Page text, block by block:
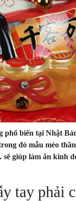
phổ biến tại Nhật
đó mẫu mèo
giúp làm ăn kinh
tay phải